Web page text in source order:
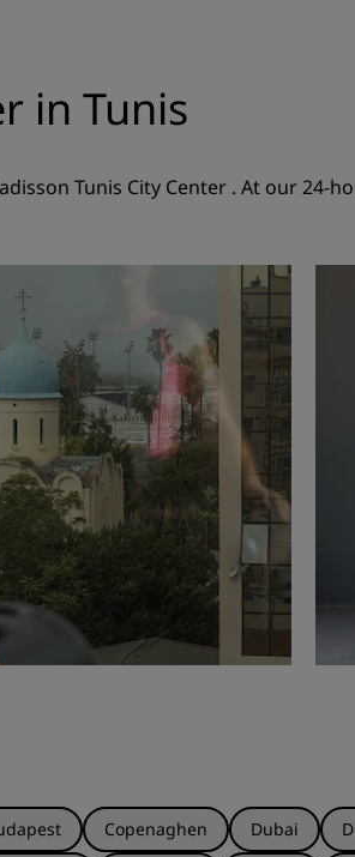
in Tunis
Tunis City Center . At our
Copenaghen Dubai